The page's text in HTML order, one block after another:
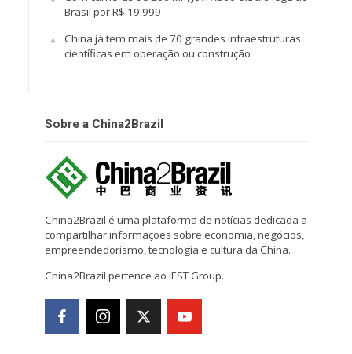
Brasil por R$ 19.999
China já tem mais de 70 grandes infraestruturas
científicas em operação ou construção
Sobre a China2Brazil
China2Brazil é uma plataforma de notícias dedicada a
compartilhar informações sobre economia, negócios,
empreendedorismo, tecnologia e cultura da China.
China2Brazil pertence ao IEST Group.